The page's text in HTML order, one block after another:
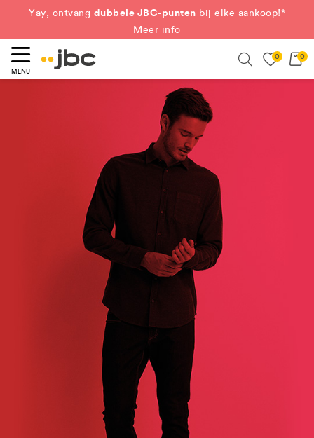
Yay, ontvang dubbele JBC-punten bij elke aankoop!*
Meer info
MENU
0 0